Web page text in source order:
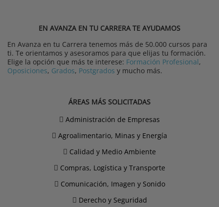
EN AVANZA EN TU CARRERA TE AYUDAMOS
En Avanza en tu Carrera tenemos más de 50.000 cursos para
ti. Te orientamos y asesoramos para que elijas tu formación.
Elige la opción que más te interese: Formación Profesional,
Oposiciones, Grados, Postgrados y mucho más.
ÁREAS MÁS SOLICITADAS
Administración de Empresas
Agroalimentario, Minas y Energía
Calidad y Medio Ambiente
Compras, Logística y Transporte
Comunicación, Imagen y Sonido
Derecho y Seguridad